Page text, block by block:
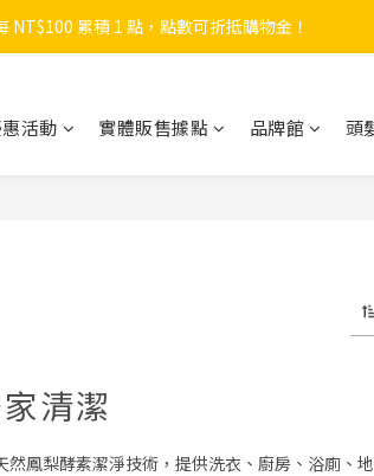
冊立即送 $200 購物金＋首購免運！
NT$100 累積 1 點，點數可折抵購物金！
活動 實體販售據點 品牌館 頭
清潔
鳳梨酵素潔淨技術，提供洗衣、廚房、浴廁、